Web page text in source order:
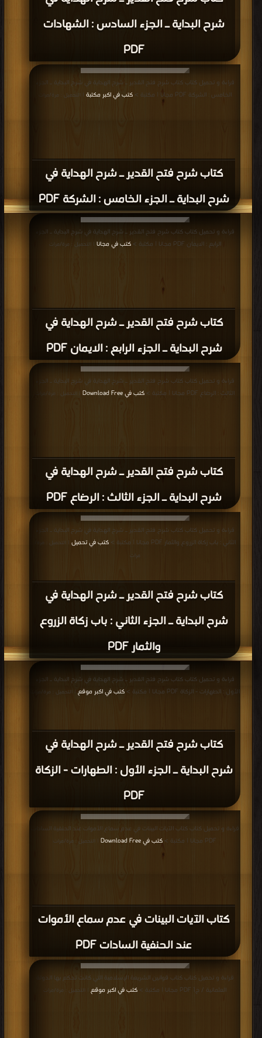
وشرحها PDF
كتاب اللباب في الجمع بين السنة وال PDF
قراءة و تحميل كتاب كتاب اللباب في الجمع بين السنة وال PDF مجانا | مكتبة >
في اكبر موقع
كتاب المعتصر من المختصر من مشكل الآثار
PDF
قراءة و تحميل كتاب كتاب المعتصر من المختصر من مشكل الآثار PDF مجانا | مكتبة
>كتب في اكبر موقع | التحميل : مرة/مرات
الإنسان PDF
قراءة و تحميل كتاب كتاب مرشد الحيران إلى معرفة أحوال الإنسان PDF مجانا |
مكتبة > كتب في اكبر موقع| التحميل : مرة/مرات
كتاب المحيط البرهاني لمسائل المبسوط
والجامعين والسير والزيادات والنوادر
والفتاوى الواقعات مدلله بدلائل المتقدمين
(ط المجلس العلمي) PDF
قراءة و تحميل كتاب كتاب المحيط البرهاني لمسائل المبسوط والجامعين والسير
والزيادات والنوادر والفتاوى الواقعات مدلله بدلائل المتقدمين (ط المجلس العلمي)
PDF مجانا | مكتبة >
كتب في| التحميل : مرة/مرات
كتاب بدائع الصنائع في ترتيب الشرائع (ط
الجمالية) PDF
كتب في Download Free
PDF
كتب في مجانا
قراءة و تحميل كتاب كتاب الأصل المعروف بالمبسوط / ج1 PDF مجانا | مكتبة >
في تحميل| التحميل : مرة/مرات